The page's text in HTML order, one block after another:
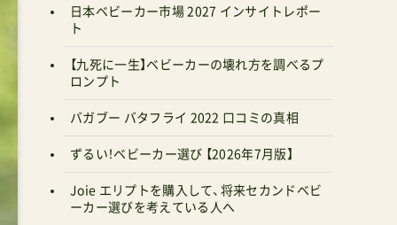
日本ベビーカー市場 2027 インサイトレポー
ト
【九死に一生】ベビーカーの壊れ方を調べるプ
ロンプト
バガブー バタフライ 2022 口コミの真相
ずるい！ベビーカー選び 【2026年7月版】
Joie エリプトを購入して、将来セカンドベビ
ーカー選びを考えている人へ